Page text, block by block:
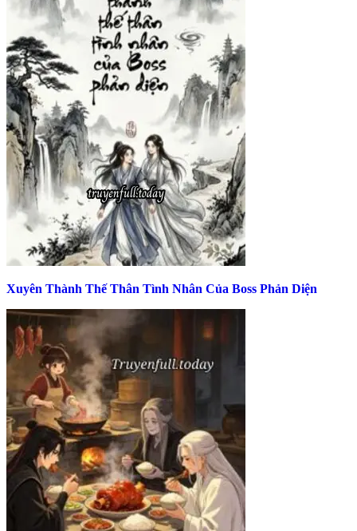
Xuyên Thành Thế Thân Tình Nhân Của Boss Phản Diện